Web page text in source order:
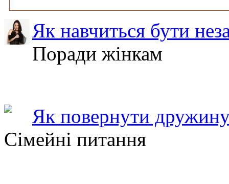
Як навчиться бути
Поради жінкам
Як повернути
Сімейні питання